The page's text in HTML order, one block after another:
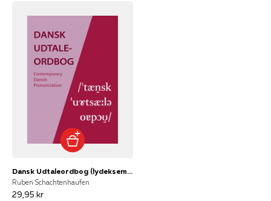
Dansk Udtaleordbog (lydeksempler)
Ruben Schachtenhaufen
29,95 kr